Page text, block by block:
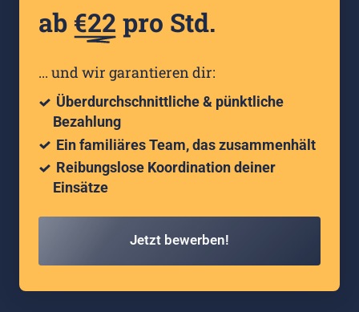
ab €22 pro Std.
... und wir garantieren dir:
Bezahlung
Ein familiäres Team, das zusammenhält
Einsätze
Jetzt bewerben!